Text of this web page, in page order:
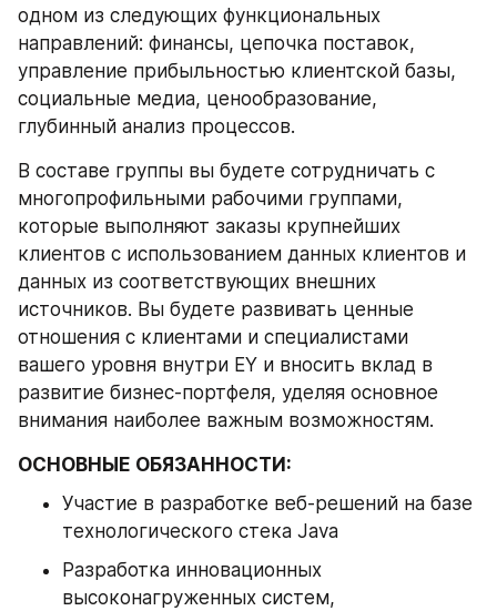
одном из следующих функциональных
направлений: финансы, цепочка поставок,
управление прибыльностью клиентской базы,
социальные медиа, ценообразование,
глубинный анализ процессов.
В составе группы вы будете сотрудничать с
многопрофильными рабочими группами,
которые выполняют заказы крупнейших
клиентов с использованием данных клиентов и
данных из соответствующих внешних
источников. Вы будете развивать ценные
отношения с клиентами и специалистами
вашего уровня внутри EY и вносить вклад в
развитие бизнес-портфеля, уделяя основное
внимания наиболее важным возможностям.
ОСНОВНЫЕ ОБЯЗАННОСТИ:
Участие в разработке веб-решений на базе
технологического стека Java
Разработка инновационных
высоконагруженных систем,